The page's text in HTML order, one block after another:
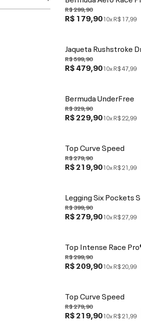
R$ 299,90
R$ 179,9010xR$ 17,99
Jaqueta Rushstroke
R$ 599,90
R$ 479,9010xR$ 47,99
Bermuda UnderFree
R$ 329,90
R$ 229,9010xR$ 22,99
Top Curve Speed
R$ 279,90
R$ 219,9010xR$ 21,99
Legging Six Pockets
R$ 399,90
R$ 279,9010xR$ 27,99
Top Intense Race
R$ 299,90
R$ 209,9010xR$ 20,99
Top Curve Speed
R$ 279,90
R$ 219,9010xR$ 21,99